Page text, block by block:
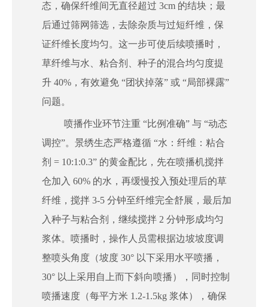
态，确保纤维间无直径超过 3cm 的结块；最
后通过筛网筛选，去除杂质与过短纤维，保
证纤维长度均匀。这一步可使后续喷播时，
草纤维与水、粘合剂、种子的混合均匀度提
升 40%，有效避免 “团状掉落” 或 “局部裸露”
问题。
喷播作业环节注重 “比例准确” 与 “动态
调控”。景绣生态严格遵循 “水：纤维：粘合
剂 = 10:1:0.3” 的黄金配比，先在喷播机搅拌
仓加入 60% 的水，再缓慢投入预处理后的草
纤维，搅拌 3-5 分钟至纤维完全舒展，最后加
入种子与粘合剂，继续搅拌 2 分钟形成均匀
浆体。喷播时，操作人员需根据边坡坡度调
整喷头角度（坡度 30° 以下采用水平喷播，
30° 以上采用自上而下斜向喷播），同时控制
喷播速度（每平方米 1.2-1.5kg 浆体），确保